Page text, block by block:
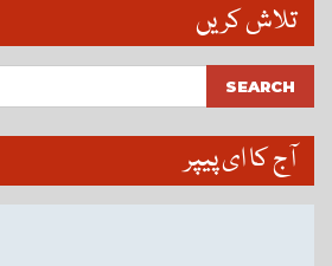
تلاش کریں
آج کا ای پیپر